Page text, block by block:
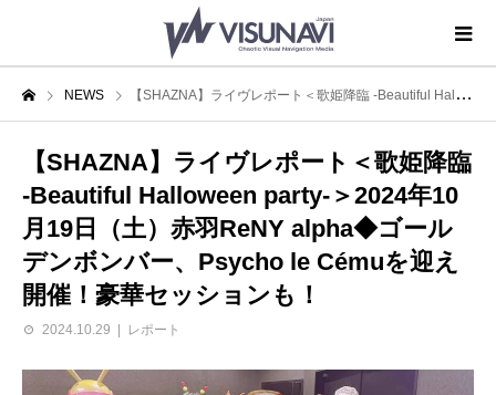
NEWS 【SHAZNA】ライヴレポート＜歌姫降臨 -Beautiful Halloween party-＞2024年10月19日（土）赤羽ReNY alpha◆ゴールデンボンバー、Psycho le Cémuを迎え開催！豪華セッションも！
【SHAZNA】ライヴレポート＜歌姫降臨
-Beautiful Halloween party-＞2024年10
月19日（土）赤羽ReNY alpha◆ゴール
デンボンバー、Psycho le Cémuを迎え
開催！豪華セッションも！
2024.10.29 レポート